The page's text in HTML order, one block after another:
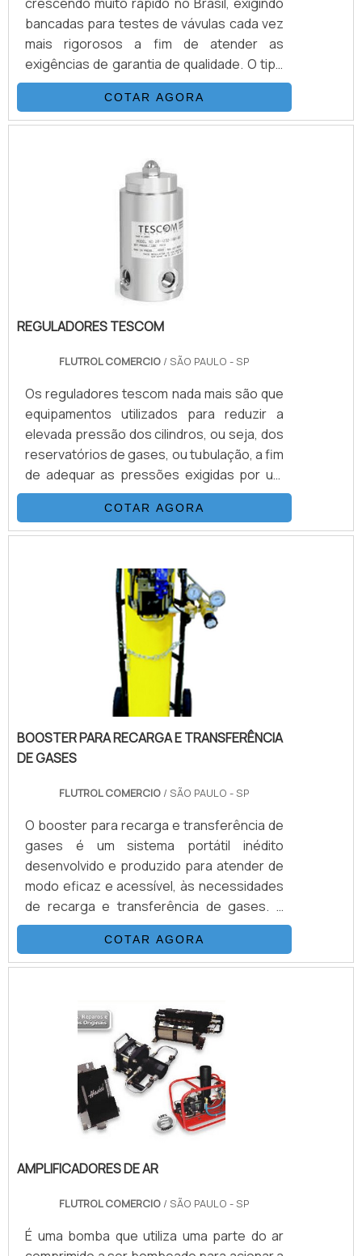
bancadas para testes de vávulas cada vez
mais rigorosos a fim de atender as
exigências de garantia de qualidade. O tipo
de teste depende da válvula e da aplicação
dentre as mais comuns citamos: Teste do
corpo Pressão aplicada dentro do corpo da
(backseat) Pressão aplicada dentro do
corpo da válvula com contra vedação
aberta ou totalmente.
COTAR AGORA
REGULADORES TESCOM
FLUTROL COMERCIO / SÃO PAULO - SP
Os reguladores tescom nada mais são que
equipamentos utilizados para reduzir a
elevada pressão dos cilindros, ou seja, dos
reservatórios de gases, ou tubulação, a fim
de adequar as pressões exigidas por um
determinado equipamento ou projeto.São
utensílios desenhados para que haja
compatibilidade somente com os gases
existência é trivial para o funcionamento
seguro e adequado do sistema ao qual o
regulador de pressão é
designado.VANTAGENS FUNDAMENTAIS EM
COTAR AGORA
BOOSTER PARA RECARGA E TRANSFERÊNCIA
DE GASES
FLUTROL COMERCIO / SÃO PAULO - SP
O booster para recarga e transferência de
gases é um sistema portátil inédito
desenvolvido e produzido para atender de
modo eficaz e acessível, às necessidades
de recarga e transferência de gases. É
possível verificar quais as aplicções a
seguir: Recarga de N2 em disjuntores
Carga de Acumuladores Transferência de
de Pressão e Purgação.DETALHES
IMPORTANTES SOBRE O
PRODUTOAcionado a ar comprimido, tem o
mesmo princípio de funcionamento que as
bombas hidropn.
COTAR AGORA
AMPLIFICADORES DE AR
FLUTROL COMERCIO / SÃO PAULO - SP
É uma bomba que utiliza uma parte do ar